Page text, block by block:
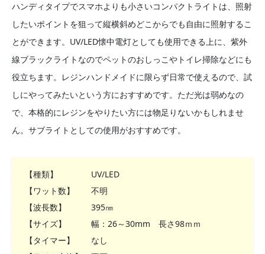
ハンディタイプでスマホよりも小さいコンパクトライトは、照射
したいポイントを狙って縦横斜めどこからでも自由に照射するこ
とができます。UV/LED懐中電灯としても使用できる上に、紫外
線ブラックライトなのでペットのおしっこやトイレ掃除などにも
役立ちます。レジンハンドメイドに限らず日常で使えるので、試
しにやってみたいという方におすすめです。ただ光は弱めなの
で、本格的にレジンをやりたい方には物足りないかもしれませ
ん。サブライトとしての使用がおすすめです。
【種類】 UV/LED
【ワット数】 不明
【波長数】 395㎚
【サイズ】 幅：26～30mm 長さ98ｍｍ
【タイマー】 なし